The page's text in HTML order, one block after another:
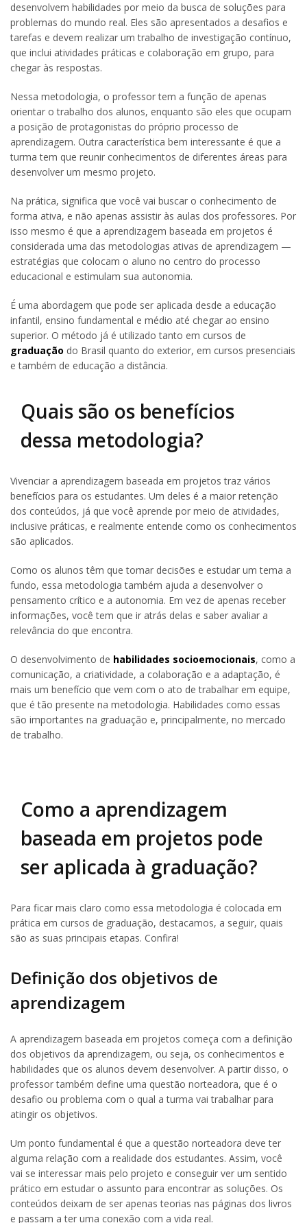
desenvolvem habilidades por meio da busca de soluções para
problemas do mundo real. Eles são apresentados a desafios e
tarefas e devem realizar um trabalho de investigação contínuo,
que inclui atividades práticas e colaboração em grupo, para
chegar às respostas.
Nessa metodologia, o professor tem a função de apenas
orientar o trabalho dos alunos, enquanto são eles que ocupam
a posição de protagonistas do próprio processo de
aprendizagem. Outra característica bem interessante é que a
turma tem que reunir conhecimentos de diferentes áreas para
desenvolver um mesmo projeto.
Na prática, significa que você vai buscar o conhecimento de
forma ativa, e não apenas assistir às aulas dos professores. Por
isso mesmo é que a aprendizagem baseada em projetos é
considerada uma das metodologias ativas de aprendizagem —
estratégias que colocam o aluno no centro do processo
educacional e estimulam sua autonomia.
É uma abordagem que pode ser aplicada desde a educação
infantil, ensino fundamental e médio até chegar ao ensino
superior. O método já é utilizado tanto em cursos de
graduação do Brasil quanto do exterior, em cursos presenciais
e também de educação a distância.
Quais são os benefícios
dessa metodologia?
Vivenciar a aprendizagem baseada em projetos traz vários
benefícios para os estudantes. Um deles é a maior retenção
dos conteúdos, já que você aprende por meio de atividades,
inclusive práticas, e realmente entende como os conhecimentos
são aplicados.
Como os alunos têm que tomar decisões e estudar um tema a
fundo, essa metodologia também ajuda a desenvolver o
pensamento crítico e a autonomia. Em vez de apenas receber
informações, você tem que ir atrás delas e saber avaliar a
relevância do que encontra.
O desenvolvimento de habilidades socioemocionais, como a
comunicação, a criatividade, a colaboração e a adaptação, é
mais um benefício que vem com o ato de trabalhar em equipe,
que é tão presente na metodologia. Habilidades como essas
são importantes na graduação e, principalmente, no mercado
de trabalho.
Como a aprendizagem
baseada em projetos pode
ser aplicada à graduação?
Para ficar mais claro como essa metodologia é colocada em
prática em cursos de graduação, destacamos, a seguir, quais
são as suas principais etapas. Confira!
Definição dos objetivos de
aprendizagem
A aprendizagem baseada em projetos começa com a definição
dos objetivos da aprendizagem, ou seja, os conhecimentos e
habilidades que os alunos devem desenvolver. A partir disso, o
professor também define uma questão norteadora, que é o
desafio ou problema com o qual a turma vai trabalhar para
atingir os objetivos.
Um ponto fundamental é que a questão norteadora deve ter
alguma relação com a realidade dos estudantes. Assim, você
vai se interessar mais pelo projeto e conseguir ver um sentido
prático em estudar o assunto para encontrar as soluções. Os
conteúdos deixam de ser apenas teorias nas páginas dos livros
e passam a ter uma conexão com a vida real.